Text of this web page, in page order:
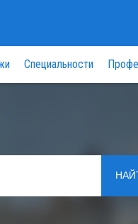
Специальности